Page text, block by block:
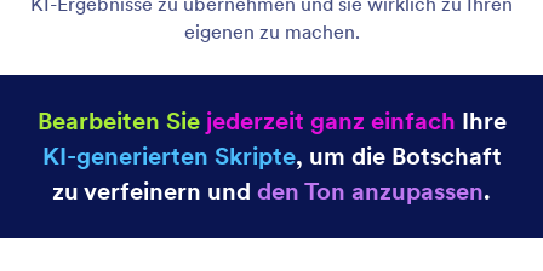
eigenen zu machen.
Bearbeiten Sie jederzeit ganz einfach Ihre
KI-generierten Skripte, um die Botschaft
zu verfeinern und den Ton anzupassen.